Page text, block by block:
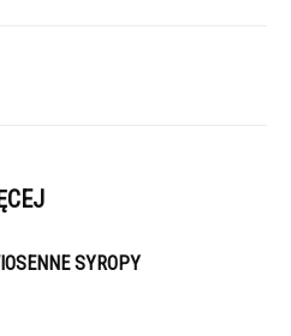
SYROPY